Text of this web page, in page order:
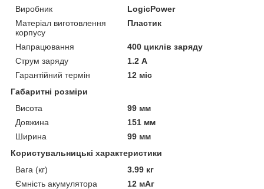
Виробник
LogicPower
Матеріал виготовлення
корпусу
Пластик
Напрацювання
400 циклів заряду
Струм заряду
1.2 А
Гарантійний термін
12 міс
Габаритні розміри
Висота
99 мм
Довжина
151 мм
Ширина
99 мм
Користувальницькі характеристики
Вага (кг)
3.99 кг
Ємність акумулятора
12 мАг